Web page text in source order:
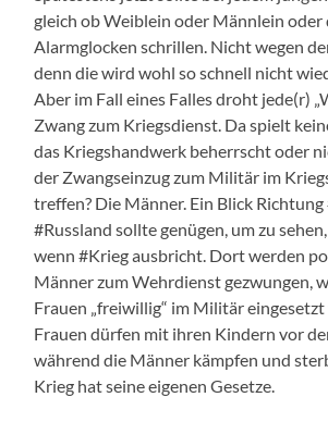
gleich ob Weiblein oder Männlein oder
Alarmglocken schrillen. Nicht wegen
denn die wird wohl so schnell nicht
Aber im Fall eines Falles droht jede(r)
Zwang zum Kriegsdienst. Da spielt
das Kriegshandwerk beherrscht oder
der Zwangseinzug zum Militär im
treffen? Die Männer. Ein Blick
#Russland sollte genügen, um zu
wenn #Krieg ausbricht. Dort werden
Männer zum Wehrdienst gezwungen,
Frauen „freiwillig“ im Militär
Frauen dürfen mit ihren Kindern vor
während die Männer kämpfen und
Krieg hat seine eigenen Gesetze.